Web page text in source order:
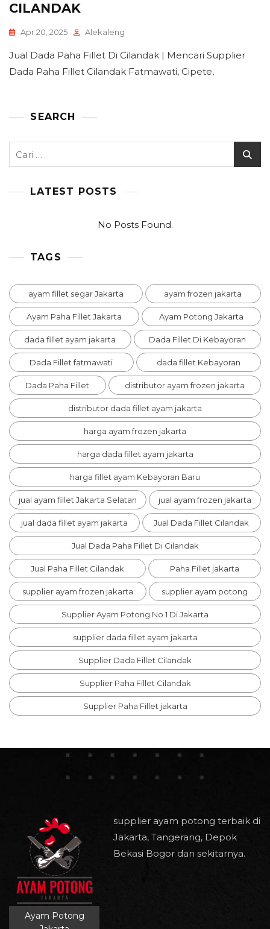
CILANDAK
Apr 20, 2025 Alekaleng
Jual Dada Paha Fillet Di Cilandak | Mencari Supplier
Dada Paha Fillet Cilandak Fatmawati, Cipete,
SEARCH
LATEST POSTS
No Posts Found.
TAGS
ayam fillet segar Jakarta ayam frozen jakarta
Ayam Paha Fillet Jakarta Ayam Potong Jakarta
dada fillet ayam jakarta Dada Fillet Di Kebayoran
Dada Fillet fatmawati dada fillet Kebayoran
Dada Paha Fillet distributor ayam frozen jakarta
distributor dada fillet ayam jakarta
harga ayam frozen jakarta
harga dada fillet ayam jakarta
harga fillet ayam Kebayoran Baru
jual ayam fillet Jakarta Selatan jual ayam frozen jakarta
jual dada fillet ayam jakarta Jual Dada Fillet Cilandak
Jual Dada Paha Fillet Di Cilandak
Jual Paha Fillet Cilandak Paha Fillet jakarta
supplier ayam frozen jakarta supplier ayam potong
Supplier Ayam Potong No 1 Di Jakarta
supplier dada fillet ayam jakarta
Supplier Dada Fillet Cilandak
Supplier Paha Fillet Cilandak
Supplier Paha Fillet jakarta
Ayam Potong
supplier ayam potong terbaik di
Jakarta, Tangerang, Depok
Bekasi Bogor dan sekitarnya.